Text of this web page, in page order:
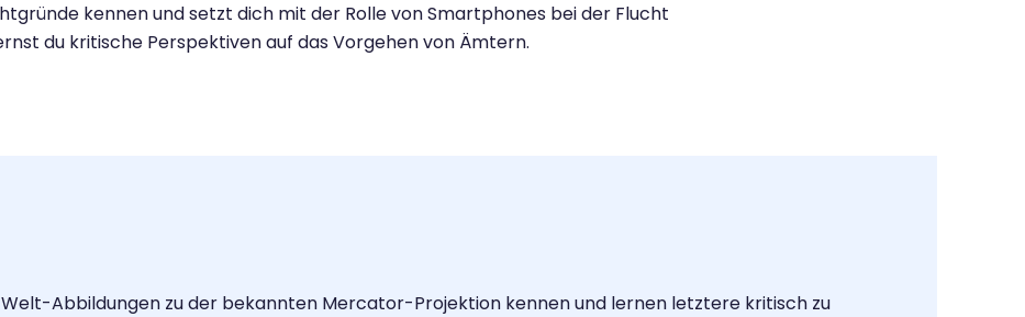
kennen und setzt dich mit der Rolle von Smartphones bei der Flucht
du kritische Perspektiven auf das Vorgehen von Ämtern.
Abbildungen zu der bekannten Mercator-Projektion kennen und lernen letztere kritisch zu